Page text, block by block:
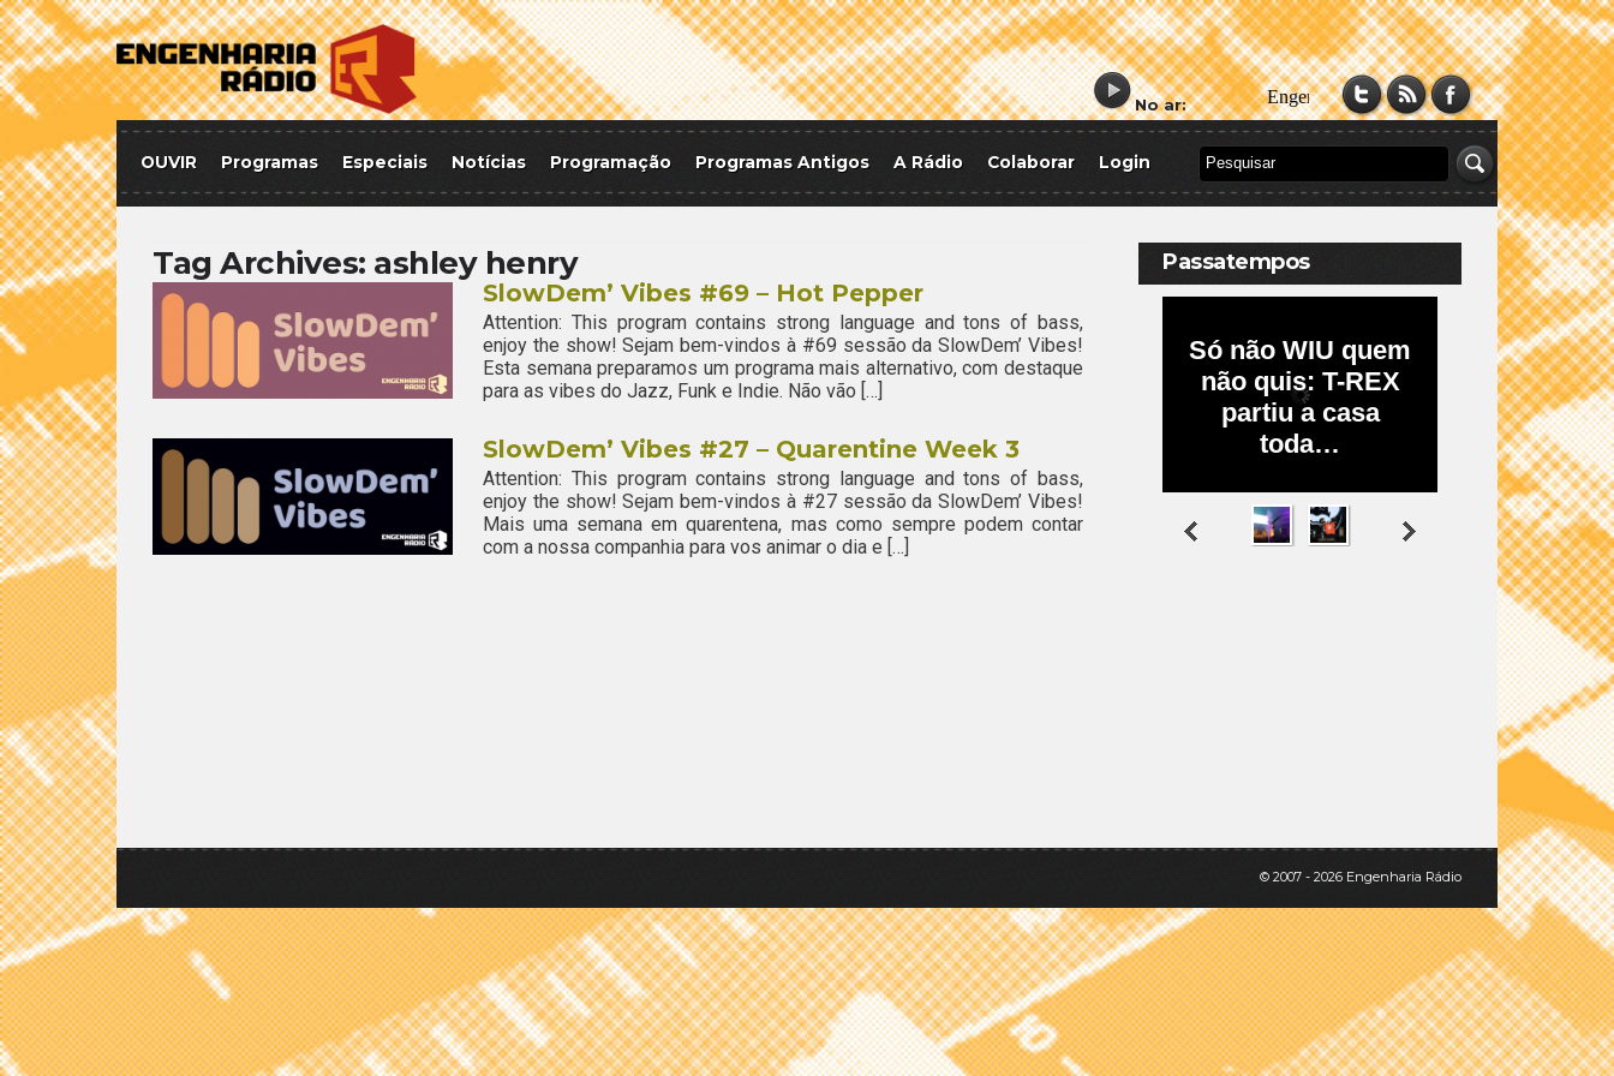
No ar:
OUVIR Programas Especiais Notícias Programação Programas Antigos A Rádio Colaborar Login
Tag Archives: ashley henry
SlowDem’ Vibes #69 – Hot Pepper
Attention: This program contains strong language and tons of bass,
enjoy the show! Sejam bem-vindos à #69 sessão da SlowDem’ Vibes!
Esta semana preparamos um programa mais alternativo, com destaque
para as vibes do Jazz, Funk e Indie. Não vão […]
SlowDem’ Vibes #27 – Quarentine Week 3
Attention: This program contains strong language and tons of bass,
enjoy the show! Sejam bem-vindos à #27 sessão da SlowDem’ Vibes!
Mais uma semana em quarentena, mas como sempre podem contar
com a nossa companhia para vos animar o dia e […]
Passatempos
© 2007 - 2026 Engenharia Rádio